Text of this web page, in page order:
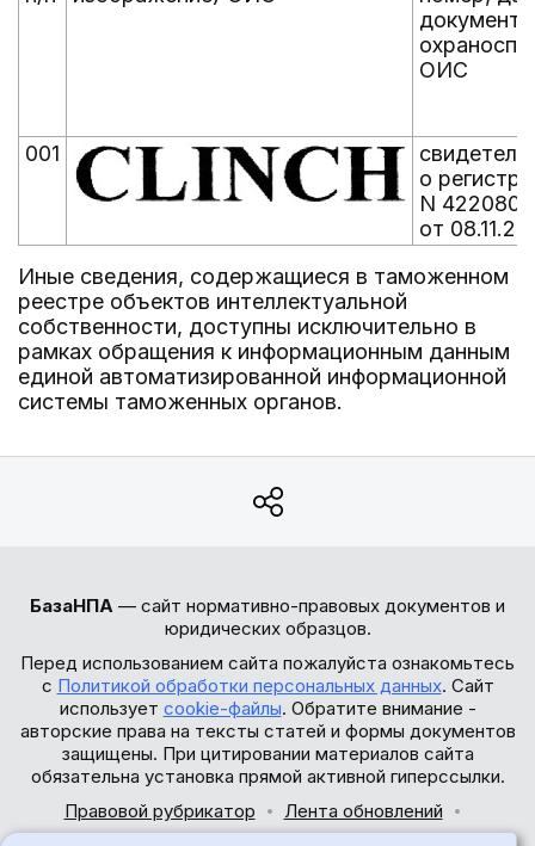
ОИС
001
о
N 422080
от
Иные сведения, содержащиеся в таможенном
реестре объектов интеллектуальной
собственности, доступны исключительно в
рамках обращения к информационным данным
единой автоматизированной информационной
системы таможенных органов.
БазаНПА — сайт нормативно-правовых документов и
юридических образцов.
Перед использованием сайта пожалуйста ознакомьтесь
с Политикой обработки персональных данных. Сайт
использует cookie-файлы. Обратите внимание -
авторские права на тексты статей и формы документов
защищены. При цитировании материалов сайта
обязательна установка прямой активной гиперссылки.
Правовой рубрикатор
Лента обновлений